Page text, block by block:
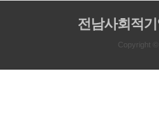
전남사회적
Copyright